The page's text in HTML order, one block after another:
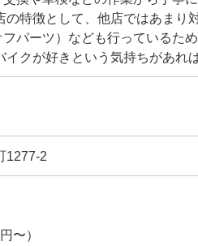
特徴として、他店ではあまり
パーツ）なども行っているた
クが好きという気持ちがあれ
しょう！ 経験者の方ももちろ
だけます。
1277-2
〜）